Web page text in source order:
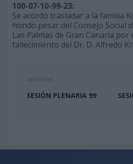
100-07-10-99-23:
Se acordó trasladar a la familia
hondo pesar del Consejo Social
Las Palmas de Gran Canaria por
fallecimiento del Dr. D. Alfredo
ANTERIOR
SESIÓN PLENARIA 99